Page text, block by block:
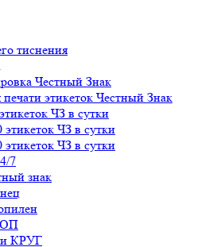
тиснения
Честный Знак
этикеток Честный Знак
ЧЗ в сутки
этикеток ЧЗ в сутки
этикеток ЧЗ в сутки
7
знак
КРУГ